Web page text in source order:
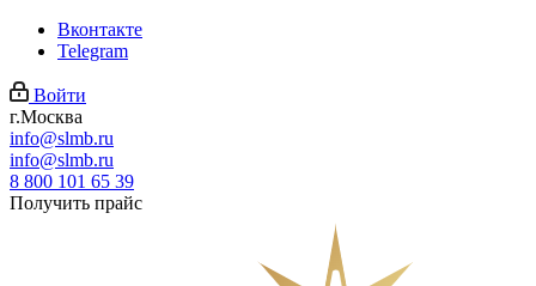
Вконтакте
Telegram
Войти
г.Москва
info@slmb.ru
info@slmb.ru
8 800 101 65 39
Получить прайс